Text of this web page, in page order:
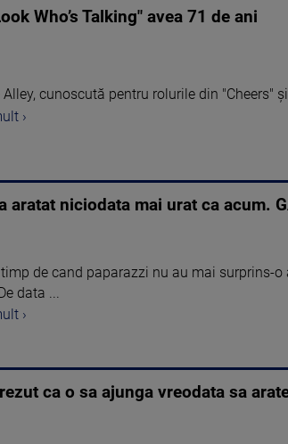
Who’s Talking" avea 71 de ani
cunoscută pentru rolurile din "Cheers" și
›
niciodata mai urat ca acum.
de cand paparazzi nu au mai surprins-
data ...
›
ca o sa ajunga vreodata sa